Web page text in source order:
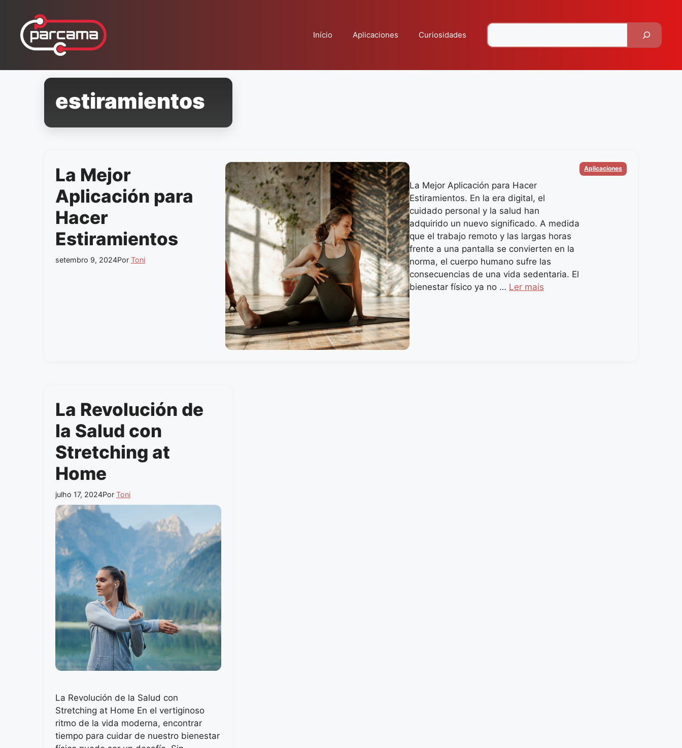
conteúdo
Início Aplicaciones Curiosidades
estiramientos
La Mejor
Aplicación para
Hacer
Estiramientos
setembro 9, 2024Por Toni
La Mejor Aplicación para Hacer
Estiramientos. En la era digital, el
cuidado personal y la salud han
adquirido un nuevo significado. A medida
que el trabajo remoto y las largas horas
frente a una pantalla se convierten en la
norma, el cuerpo humano sufre las
consecuencias de una vida sedentaria. El
bienestar físico ya no … Ler mais
Categorias
Aplicaciones
La Revolución de
la Salud con
Stretching at
Home
julho 17, 2024Por Toni
La Revolución de la Salud con
Stretching at Home En el vertiginoso
ritmo de la vida moderna, encontrar
tiempo para cuidar de nuestro bienestar